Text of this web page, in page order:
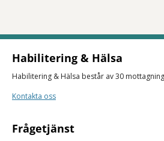
Habilitering & Hälsa
Habilitering & Hälsa består av 30
Kontakta oss
Frågetjänst